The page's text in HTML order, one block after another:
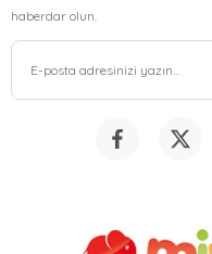
haberdar olun.